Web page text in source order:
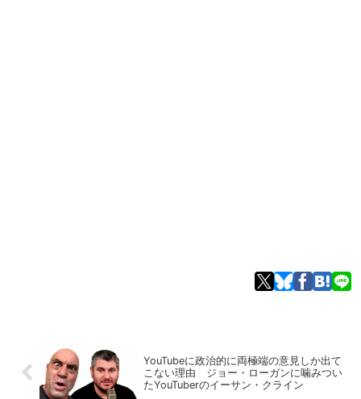
YouTubeに政治的に両極端の意見しか出て
こない理由 ジョー・ローガンに噛みつい
たYouTuberのイーサン・クライン